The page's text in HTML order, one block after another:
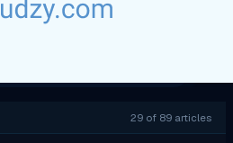
29 of 89 articles